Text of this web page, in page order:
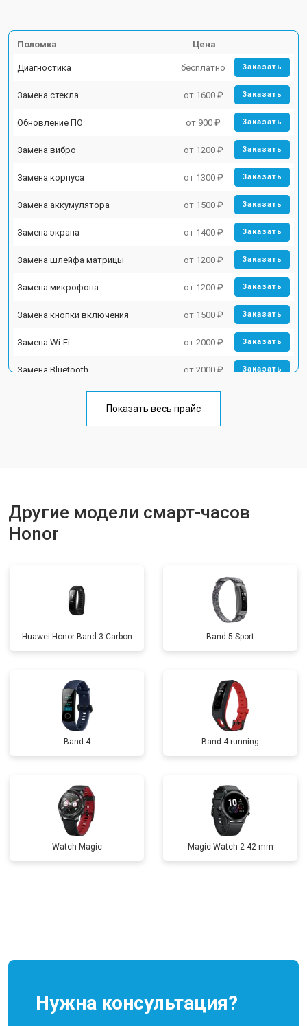
Поломка Цена
Диагностика бесплатно Заказать
Замена стекла от 1600 ₽ Заказать
Обновление ПО от 900 ₽ Заказать
Замена вибро от 1200 ₽ Заказать
Замена корпуса от 1300 ₽ Заказать
Замена аккумулятора от 1500 ₽ Заказать
Замена экрана от 1400 ₽ Заказать
Замена шлейфа матрицы от 1200 ₽ Заказать
Замена микрофона от 1200 ₽ Заказать
Замена кнопки включения от 1500 ₽ Заказать
Замена Wi-Fi от 2000 ₽ Заказать
Замена Bluetooth от 2000 ₽ Заказать
Показать весь прайс
Другие модели смарт-часов
Honor
Huawei Honor Band 3 Carbon Band 5 Sport
Band 4 Band 4 running
Watch Magic Magic Watch 2 42 mm
Нужна консультация?